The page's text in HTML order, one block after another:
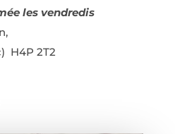
les vendredis
H4P 2T2